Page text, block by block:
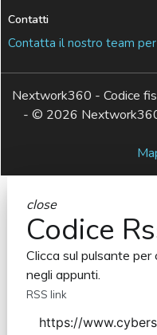
Contatti
Contatta il nostro team
Nextwork360 - Codice
- © 2026
close
Codice
Clicca sul pulsante per
negli appunti.
RSS link